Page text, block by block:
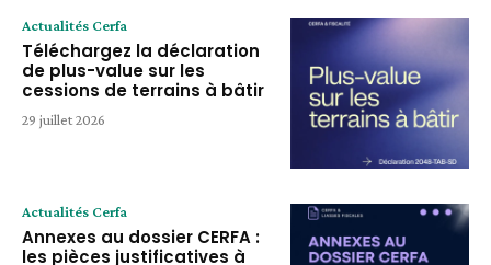
Actualités Cerfa
Téléchargez la déclaration
de plus-value sur les
cessions de terrains à bâtir
29 juillet 2026
Actualités Cerfa
Annexes au dossier CERFA :
les pièces justificatives à